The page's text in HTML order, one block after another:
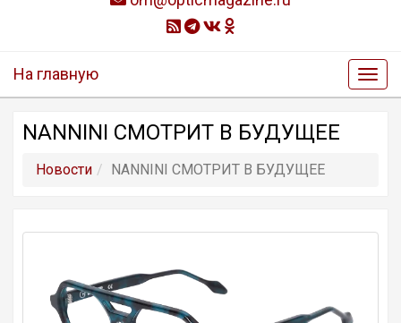
На главную
NANNINI СМОТРИТ В БУДУЩЕЕ
Новости NANNINI СМОТРИТ В БУДУЩЕЕ